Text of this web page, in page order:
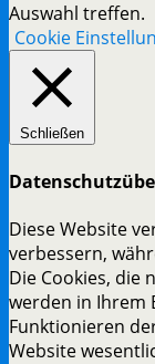
Auswahl treffen.
Cookie
Schließen
Diese Website
verbessern,
Die Cookies, die
werden in Ihrem
Funktionieren
Website